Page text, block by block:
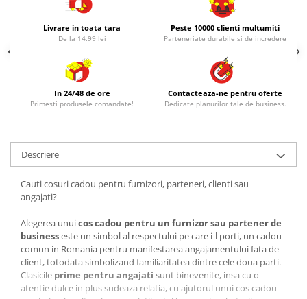
Livrare in toata tara
De la 14.99 lei
Peste 10000 clienti multumiti
Parteneriate durabile si de incredere
In 24/48 de ore
Primesti produsele comandate!
Contacteaza-ne pentru oferte
Dedicate planurilor tale de business.
Descriere
Cauti cosuri cadou pentru furnizori, parteneri, clienti sau
angajati?
Alegerea unuicos cadou pentru un furnizor sau partener de
businesseste un simbol al respectului pe care i-l porti, un cadou
comun in Romania pentru manifestarea angajamentului fata de
client, totodata simbolizand familiaritatea dintre cele doua parti.
Clasicile prime pentru angajati sunt binevenite, insa cu o
atentie dulce in plus sudeaza relatia, cu ajutorul unui cos cadou